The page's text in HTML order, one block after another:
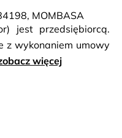
MOMBASA
jest przedsiębiorcą.
z wykonaniem umowy
więcej